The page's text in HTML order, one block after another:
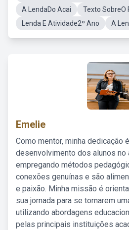
A LendaDo Acai
Texto SobreO
Lenda E Atividade2º Ano
A
Emelie
Como mentor, minha dedicação
desenvolvimento dos alunos no
empregando métodos
conexões genuínas e são
e paixão. Minha missão é
sua jornada para se tornarem
utilizando abordagens
pelas principais instituições